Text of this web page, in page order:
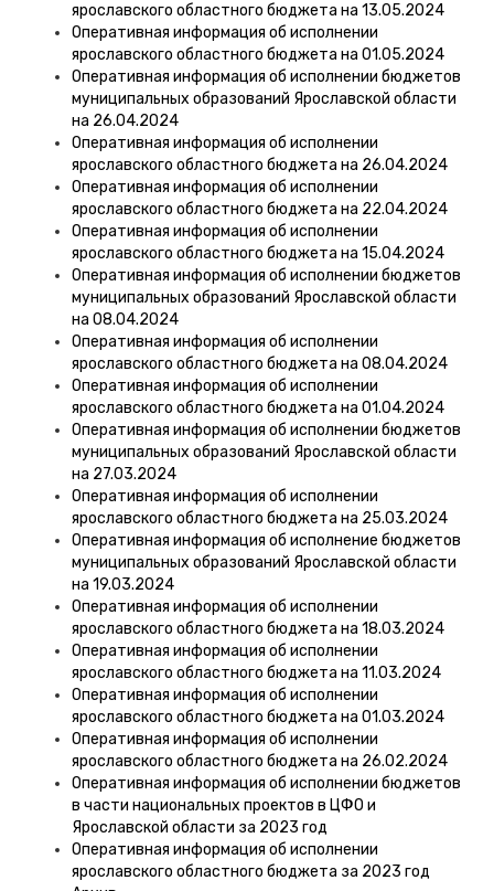
ярославского областного бюджета на 13.05.2024
Оперативная информация об исполнении
ярославского областного бюджета на 01.05.2024
Оперативная информация об исполнении бюджетов
муниципальных образований Ярославской области
на 26.04.2024
Оперативная информация об исполнении
ярославского областного бюджета на 26.04.2024
Оперативная информация об исполнении
ярославского областного бюджета на 22.04.2024
Оперативная информация об исполнении
ярославского областного бюджета на 15.04.2024
Оперативная информация об исполнении бюджетов
муниципальных образований Ярославской области
на 08.04.2024
Оперативная информация об исполнении
ярославского областного бюджета на 08.04.2024
Оперативная информация об исполнении
ярославского областного бюджета на 01.04.2024
Оперативная информация об исполнении бюджетов
муниципальных образований Ярославской области
на 27.03.2024
Оперативная информация об исполнении
ярославского областного бюджета на 25.03.2024
Оперативная информация об исполнение бюджетов
муниципальных образований Ярославской области
на 19.03.2024
Оперативная информация об исполнении
ярославского областного бюджета на 18.03.2024
Оперативная информация об исполнении
ярославского областного бюджета на 11.03.2024
Оперативная информация об исполнении
ярославского областного бюджета на 01.03.2024
Оперативная информация об исполнении
ярославского областного бюджета на 26.02.2024
Оперативная информация об исполнении бюджетов
в части национальных проектов в ЦФО и
Ярославской области за 2023 год
Оперативная информация об исполнении
ярославского областного бюджета за 2023 год